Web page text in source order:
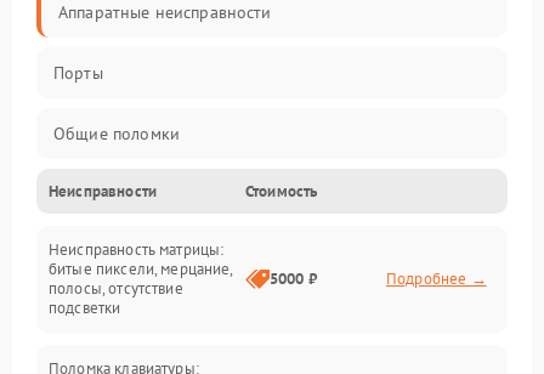
Аппаратные неисправности
Порты
Общие поломки
Устройства
Программные ошибки
Электрические и системные сбои
Неисправности Стоимость
Неисправность матрицы:
битые пиксели, мерцание,
полосы, отсутствие
подсветки
5000 ₽ Подробнее →
Поломка клавиатуры: